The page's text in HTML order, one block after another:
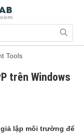
Tools
trên Windows
lập môi trường để